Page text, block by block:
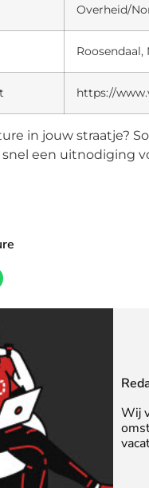
Overheid/
https://
in jouw straatje?
een uitnodiging
Wij